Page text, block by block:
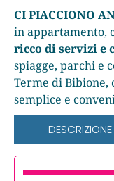
CI PIACCIONO
in appartamento,
ricco di servizi e
spiagge, parchi e
Terme di Bibione,
semplice e
DESCRIZIONE